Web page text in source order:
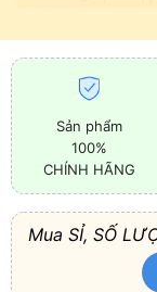
Endoseal
- Vật liệu
không
Đã bán: 472
BIO
Vật liệu tái
răng với
Đã bán: 144
Xi măng
trám bít
White/Grey
Đã bán: 176
Vật liệu
tủy MTA
Ultradent
Đã bán: 70
Sản phẩm
100%
CHÍNH HÃNG
Mua SỈ, SỐ